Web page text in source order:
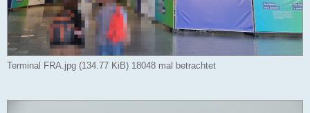
Terminal FRA.jpg (134.77 KiB) 18048 mal betrachtet